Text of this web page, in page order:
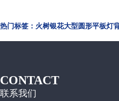
热门标签：火树银花大型圆形平板灯
CONTACT
联系我们